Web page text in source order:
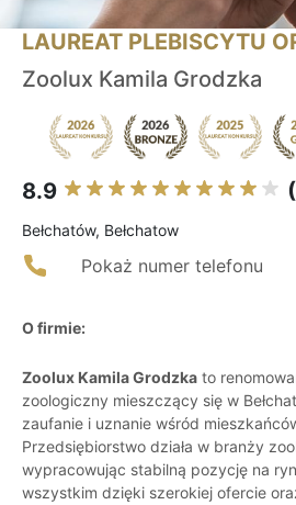
LAUREAT PLEBISCYTU
Zoolux Kamila Grodzka
8.9
Bełchatów, Bełchatow
Pokaż numer telefonu
O firmie:
Zoolux Kamila Grodzka to
zoologiczny mieszczący się w
zaufanie i uznanie wśród
Przedsiębiorstwo działa w branży
wypracowując stabilną pozycję na
wszystkim dzięki szerokiej ofercie